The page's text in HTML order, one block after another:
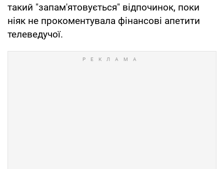
такий "запам'ятовується" відпочинок, поки
ніяк не прокоментувала фінансові апетити
телеведучої.